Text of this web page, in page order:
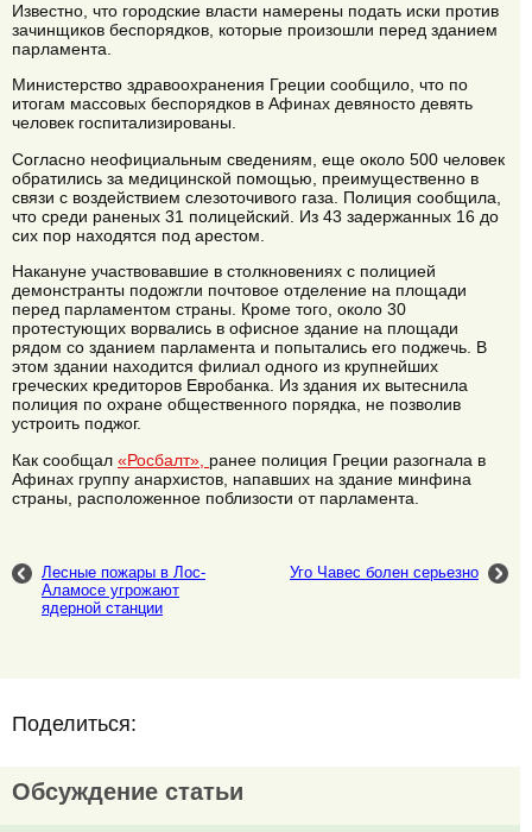
Известно, что городские власти намерены подать иски против
зачинщиков беспорядков, которые произошли перед зданием
парламента.
Министерство здравоохранения Греции сообщило, что по
итогам массовых беспорядков в Афинах девяносто девять
человек госпитализированы.
Согласно неофициальным сведениям, еще около 500 человек
обратились за медицинской помощью, преимущественно в
связи с воздействием слезоточивого газа. Полиция сообщила,
что среди раненых 31 полицейский. Из 43 задержанных 16 до
сих пор находятся под арестом.
Накануне участвовавшие в столкновениях с полицией
демонстранты подожгли почтовое отделение на площади
перед парламентом страны. Кроме того, около 30
протестующих ворвались в офисное здание на площади
рядом со зданием парламента и попытались его поджечь. В
этом здании находится филиал одного из крупнейших
греческих кредиторов Евробанка. Из здания их вытеснила
полиция по охране общественного порядка, не позволив
устроить поджог.
Как сообщал «Росбалт», ранее полиция Греции разогнала в
Афинах группу анархистов, напавших на здание минфина
страны, расположенное поблизости от парламента.
Лесные пожары в Лос-
Аламосе угрожают
ядерной станции
Уго Чавес болен серьезно
Поделиться:
Обсуждение статьи